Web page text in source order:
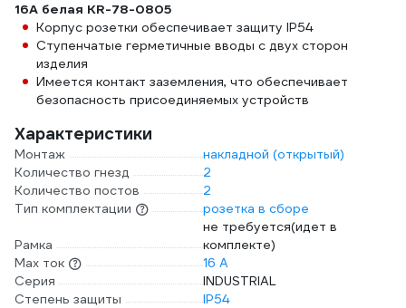
16А белая KR-78-0805
Корпус розетки обеспечивает защиту IP54
Ступенчатые герметичные вводы с двух сторон
изделия
Имеется контакт заземления, что обеспечивает
безопасность присоединяемых устройств
Характеристики
Монтаж
накладной (открытый)
Количество гнезд
2
Количество постов
2
Тип комплектации
розетка в сборе
Рамка
не требуется(идет в
комплекте)
Max ток
16 А
Серия
INDUSTRIAL
Степень защиты
IP54